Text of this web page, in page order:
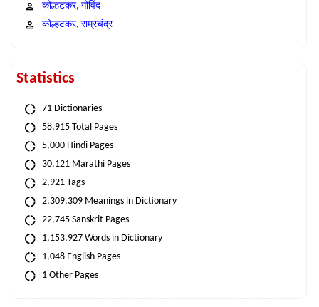
कोल्हटकर, गोविंद
कोल्हटकर, राम्रचंद्र
Statistics
71 Dictionaries
58,915 Total Pages
5,000 Hindi Pages
30,121 Marathi Pages
2,921 Tags
2,309,309 Meanings in Dictionary
22,745 Sanskrit Pages
1,153,927 Words in Dictionary
1,048 English Pages
1 Other Pages